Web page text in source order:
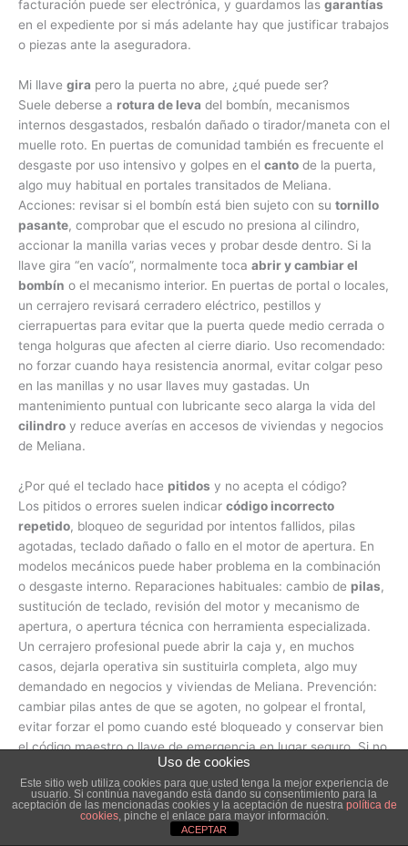
facturación puede ser electrónica, y guardamos las garantías
en el expediente por si más adelante hay que justificar trabajos
o piezas ante la aseguradora.
Mi llave gira pero la puerta no abre, ¿qué puede ser?
Suele deberse a rotura de leva del bombín, mecanismos
internos desgastados, resbalón dañado o tirador/maneta con el
muelle roto. En puertas de comunidad también es frecuente el
desgaste por uso intensivo y golpes en el canto de la puerta,
algo muy habitual en portales transitados de Meliana.
Acciones: revisar si el bombín está bien sujeto con su tornillo
pasante, comprobar que el escudo no presiona al cilindro,
accionar la manilla varias veces y probar desde dentro. Si la
llave gira “en vacío”, normalmente toca abrir y cambiar el
bombín o el mecanismo interior. En puertas de portal o locales,
un cerrajero revisará cerradero eléctrico, pestillos y
cierrapuertas para evitar que la puerta quede medio cerrada o
tenga holguras que afecten al cierre diario. Uso recomendado:
no forzar cuando haya resistencia anormal, evitar colgar peso
en las manillas y no usar llaves muy gastadas. Un
mantenimiento puntual con lubricante seco alarga la vida del
cilindro y reduce averías en accesos de viviendas y negocios
de Meliana.
¿Por qué el teclado hace pitidos y no acepta el código?
Los pitidos o errores suelen indicar código incorrecto
repetido, bloqueo de seguridad por intentos fallidos, pilas
agotadas, teclado dañado o fallo en el motor de apertura. En
modelos mecánicos puede haber problema en la combinación
o desgaste interno. Reparaciones habituales: cambio de pilas,
sustitución de teclado, revisión del motor y mecanismo de
apertura, o apertura técnica con herramienta especializada.
Un cerrajero profesional puede abrir la caja y, en muchos
casos, dejarla operativa sin sustituirla completa, algo muy
demandado en negocios y viviendas de Meliana. Prevención:
cambiar pilas antes de que se agoten, no golpear el frontal,
evitar forzar el pomo cuando esté bloqueado y conservar bien
el código maestro o llave de emergencia en lugar seguro. Si no
enciende el teclado ni responde, se revisa alimentación,
conexiones internas y, si procede, se realiza unaapertura de
urgenciacon posterior cambio de cerradura o sistema
electrónico para mantener la seguridad.
Uso de cookies
Este sitio web utiliza cookies para que usted tenga la mejor experiencia de
usuario. Si continúa navegando está dando su consentimiento para la
aceptación de las mencionadas cookies y la aceptación de nuestra política de
cookies, pinche el enlace para mayor información.
ACEPTAR